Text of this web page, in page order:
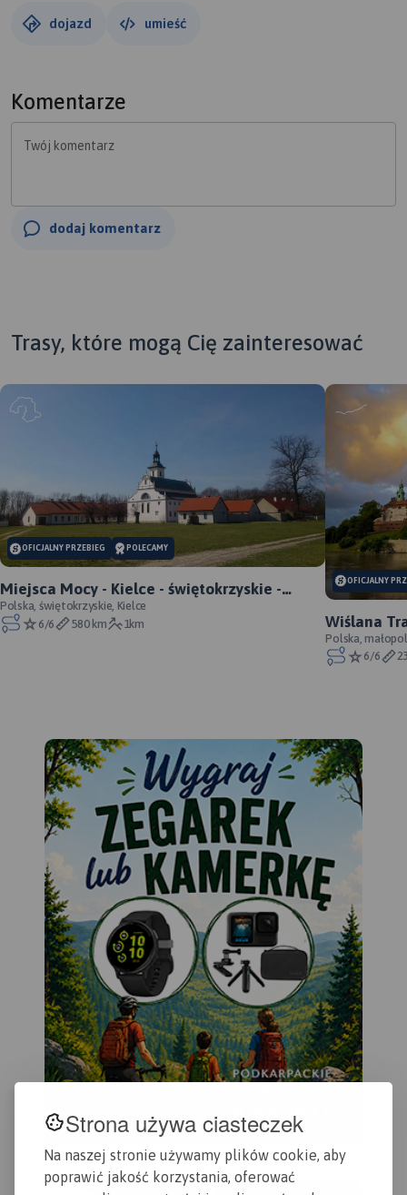
Strona używa ciasteczek
Na naszej stronie używamy plików cookie, aby
poprawić jakość korzystania, oferować
dojazd umieść
Komentarze
Twój komentarz
dodaj komentarz
Trasy, które mogą Cię zainteresować
OFICJALNY PRZEBIEG POLECAMY
Miejsca Mocy - Kielce - świętokrzyskie -
oficjalny przebieg
Polska, świętokrzyskie, Kielce
6/6
580 km 1km
OFICJALNY
Wiślana
WTR -
Polska,
6/6